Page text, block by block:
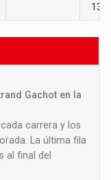
13
Gachot en la
carrera y los
La última fila
al final del